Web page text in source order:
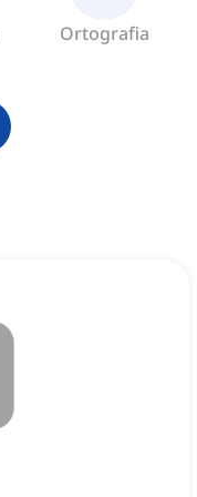
Ortografia